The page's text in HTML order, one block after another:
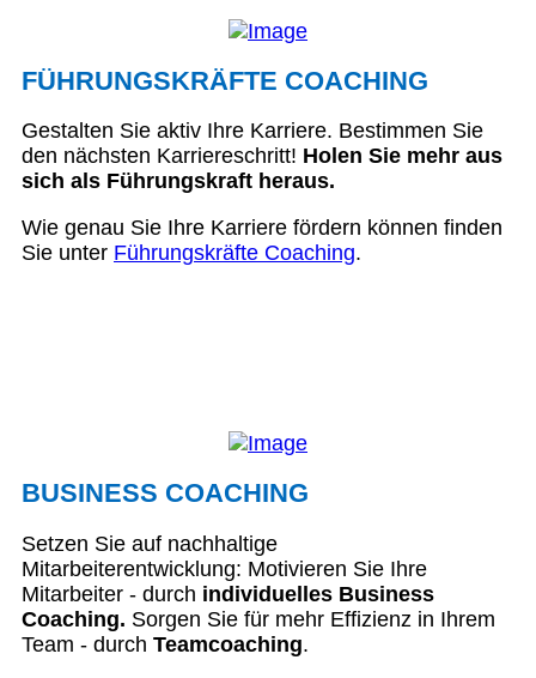
FÜHRUNGSKRÄFTE COACHING
Gestalten Sie aktiv Ihre Karriere. Bestimmen Sie
den nächsten Karriereschritt! Holen Sie mehr aus
sich als Führungskraft heraus.
Wie genau Sie Ihre Karriere fördern können finden
Sie unter Führungskräfte Coaching.
BUSINESS COACHING
Setzen Sie auf nachhaltige
Mitarbeiterentwicklung: Motivieren Sie Ihre
Mitarbeiter - durch individuelles Business
Coaching. Sorgen Sie für mehr Effizienz in Ihrem
Team - durch Teamcoaching.